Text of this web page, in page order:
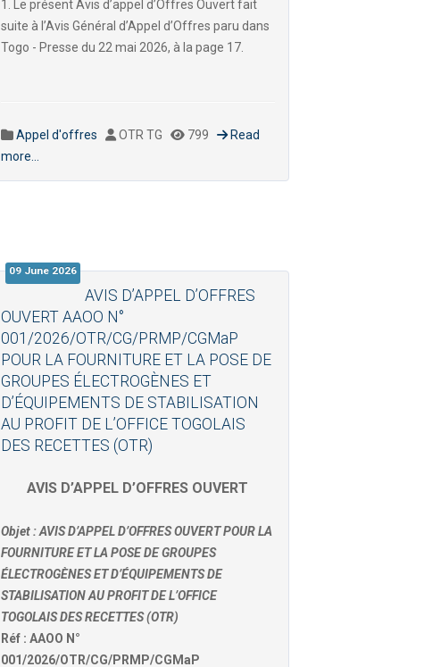
1. Le présent Avis d’appel d’Offres Ouvert fait
suite à l’Avis Général d’Appel d’Offres paru dans
Togo - Presse du 22 mai 2026, à la page 17.
Appel d'offres OTR TG 799
Read
more...
09 June 2026
AVIS D’APPEL D’OFFRES
OUVERT AAOO N°
001/2026/OTR/CG/PRMP/CGMaP
POUR LA FOURNITURE ET LA POSE DE
GROUPES ÉLECTROGÈNES ET
D’ÉQUIPEMENTS DE STABILISATION
AU PROFIT DE L’OFFICE TOGOLAIS
DES RECETTES (OTR)
AVIS D’APPEL D’OFFRES OUVERT
Objet : AVIS D’APPEL D’OFFRES OUVERT POUR LA
FOURNITURE ET LA POSE DE GROUPES
ÉLECTROGÈNES ET D’ÉQUIPEMENTS DE
STABILISATION AU PROFIT DE L’OFFICE
TOGOLAIS DES RECETTES (OTR)
Réf : AAOO N°
001/2026/OTR/CG/PRMP/CGMaP